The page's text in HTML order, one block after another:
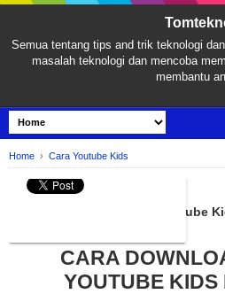
Semua tentang tips and trik teknologi
masalah teknologi dan mencoba
membantu
Home › Cara Youtube Kids
CARA YOUTUBE KIDS
Cara Download Video di Youtube
CARA
YOUTUBE KIDS